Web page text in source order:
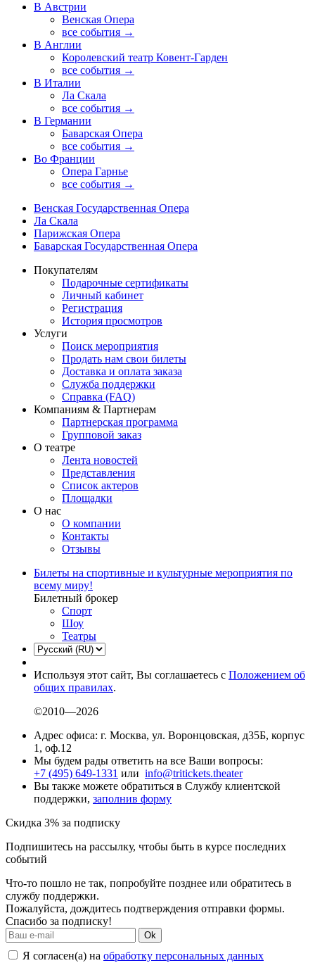
В Австрии
Венская Опера
все события →
В Англии
Королевский театр Ковент-Гарден
все события →
В Италии
Ла Скала
все события →
В Германии
Баварская Опера
все события →
Во Франции
Опера Гарнье
все события →
Венская Государственная Опера
Ла Скала
Парижская Опера
Баварская Государственная Опера
Покупателям
Подарочные сертификаты
Личный кабинет
Регистрация
История просмотров
Услуги
Поиск мероприятия
Продать нам свои билеты
Доставка и оплата заказа
Служба поддержки
Справка (FAQ)
Компаниям & Партнерам
Партнерская программа
Групповой заказ
О театре
Лента новостей
Представления
Список актеров
Площадки
О нас
О компании
Контакты
Отзывы
Билеты на спортивные и культурные мероприятия по
всему миру!
Билетный брокер
Спорт
Шоу
Театры
Используя этот сайт, Вы соглашаетесь с Положением об
общих правилах.
©2010—2026
Адрес офиса: г. Москва, ул. Воронцовская, д35Б, корпус
1, оф.12
Мы будем рады ответить на все Ваши вопросы:
+7 (495) 649-1331 или info@tritickets.theater
Вы также можете обратиться в Службу клиентской
поддержки, заполнив форму
Скидка 3% за подписку
Подпишитесь на рассылку, чтобы быть в курсе последних
событий
Что-то пошло не так, попробуйте позднее или обратитесь в
службу поддержки.
Пожалуйста, дождитесь подтверждения отправки формы.
Спасибо за подписку!
Ok
Я согласен(а) на обработку персональных данных